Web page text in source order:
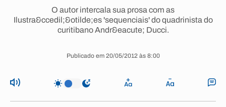
O autor intercala sua prosa com as
Ilustra&ccedil;&otilde;es 'sequenciais' do quadrinista do
curitibano Andr&eacute; Ducci.
Publicado em 20/05/2012 às 8:00